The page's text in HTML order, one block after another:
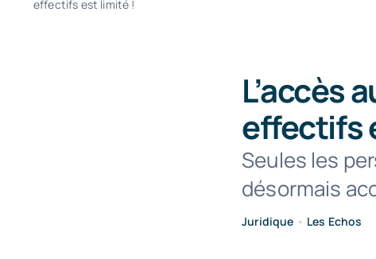
effectifs est limité !
L’accès
effectifs
Seules les
désormais
Juridique • Les Echos